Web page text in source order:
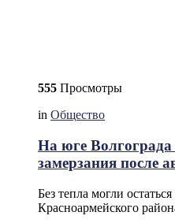
555 Просмотры
in Общество
На юге Волгограда
замерзания после
Без тепла могли
Красноармейского